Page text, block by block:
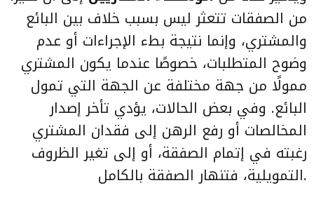
من الصفقات تتعثر ليس بسبب خلاف بين البائع
والمشتري، وإنما نتيجة بطء الإجراءات أو عدم
وضوح المتطلبات، خصوصًا عندما يكون المشتري
ممولًا من جهة مختلفة عن الجهة التي تمول
البائع. وفي بعض الحالات، يؤدي تأخر إصدار
المخالصات أو رفع الرهن إلى فقدان المشتري
رغبته في إتمام الصفقة، أو إلى تغير الظروف
التمويلية، فتنهار الصفقة بالكامل.